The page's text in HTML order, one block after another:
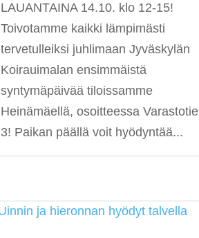
LAUANTAINA 14.10. klo 12-15!
Toivotamme kaikki lämpimästi
tervetulleiksi juhlimaan Jyväskylän
Koirauimalan ensimmäistä
syntymäpäivää tiloissamme
Heinämäellä, osoitteessa Varastotie
3! Paikan päällä voit hyödyntää...